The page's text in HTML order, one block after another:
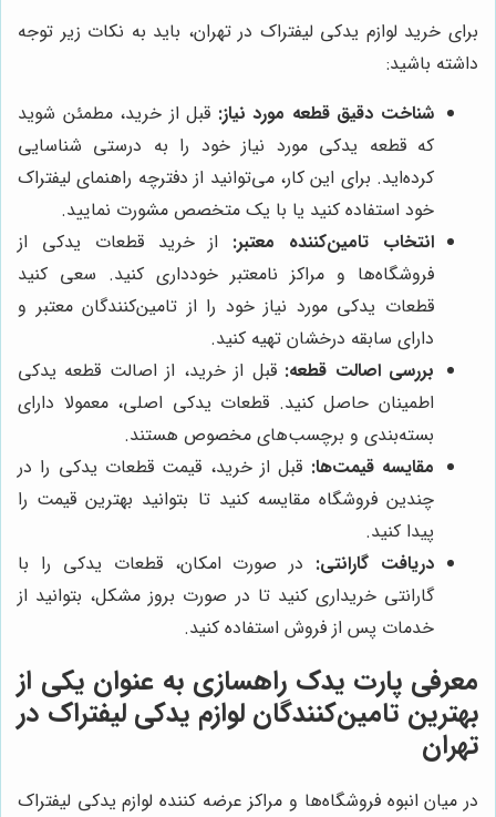
برای خرید لوازم یدکی لیفتراک در تهران، باید به نکات زیر توجه
داشته باشید:
شناخت دقیق قطعه مورد نیاز: قبل از خرید، مطمئن شوید
که قطعه یدکی مورد نیاز خود را به درستی شناسایی
کرده‌اید. برای این کار، می‌توانید از دفترچه راهنمای لیفتراک
خود استفاده کنید یا با یک متخصص مشورت نمایید.
انتخاب تامین‌کننده معتبر: از خرید قطعات یدکی از
فروشگاه‌ها و مراکز نامعتبر خودداری کنید. سعی کنید
قطعات یدکی مورد نیاز خود را از تامین‌کنندگان معتبر و
دارای سابقه درخشان تهیه کنید.
بررسی اصالت قطعه: قبل از خرید، از اصالت قطعه یدکی
اطمینان حاصل کنید. قطعات یدکی اصلی، معمولا دارای
بسته‌بندی و برچسب‌های مخصوص هستند.
مقایسه قیمت‌ها: قبل از خرید، قیمت قطعات یدکی را در
چندین فروشگاه مقایسه کنید تا بتوانید بهترین قیمت را
پیدا کنید.
دریافت گارانتی: در صورت امکان، قطعات یدکی را با
گارانتی خریداری کنید تا در صورت بروز مشکل، بتوانید از
خدمات پس از فروش استفاده کنید.
معرفی پارت یدک راهسازی به عنوان یکی از
بهترین تامین‌کنندگان لوازم یدکی لیفتراک در
تهران
در میان انبوه فروشگاه‌ها و مراکز عرضه کننده لوازم یدکی لیفتراک